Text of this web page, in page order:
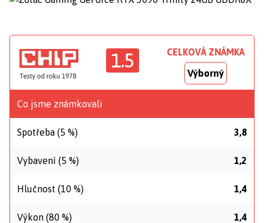
1.5 CELKOVÁ ZNÁMKA
Výborný
Co jsme známkovali
Spotřeba (5 %) 3,8
Vybavení (5 %) 1,2
Hlučnost (10 %) 1,4
Výkon (80 %) 1,4